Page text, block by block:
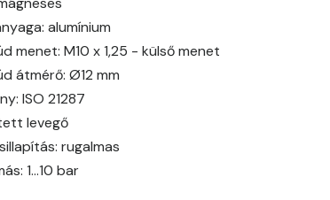
alumínium
menet: M10 x 1,25 - külső menet
átmérő: Ø12 mm
ISO 21287
levegő
rugalmas
1…10 bar